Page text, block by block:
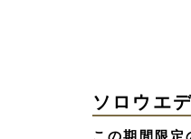
ソロウエ
この期間限定